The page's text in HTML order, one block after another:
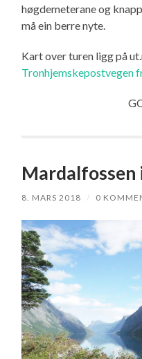
høgdemeterane og
må ein berre nyte.
Kart over turen ligg på
Tronhjemskepostvegen
Mardalfossen
8. MARS 2018 / 0